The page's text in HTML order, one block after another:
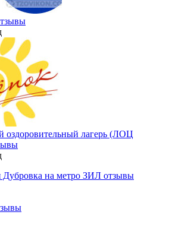
оздоровительный лагерь (ЛОЦ
Дубровка на метро ЗИЛ отзывы